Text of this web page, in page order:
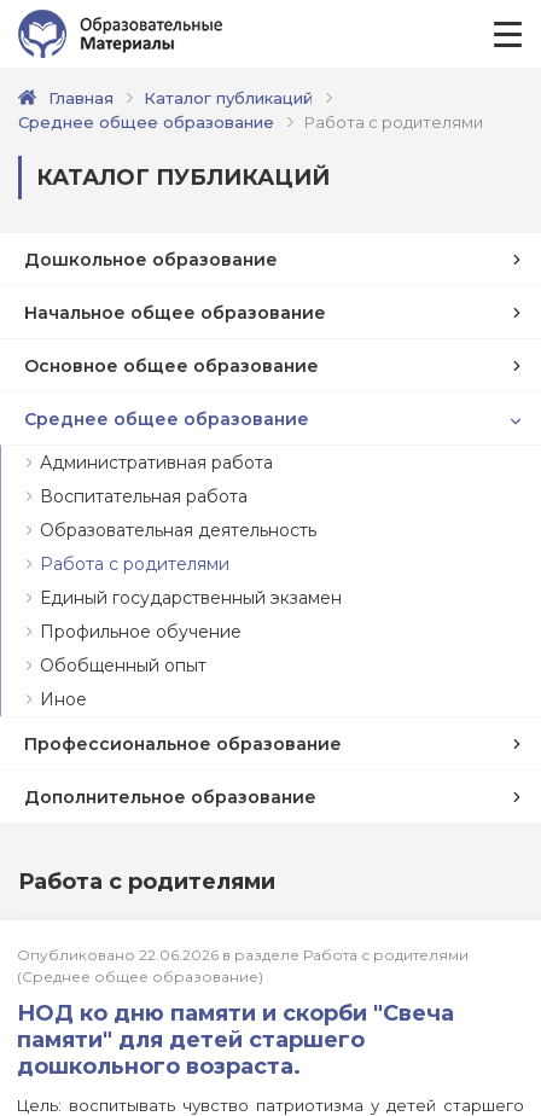
Главная
Каталог публикаций
Среднее общее образование
Работа с родителями
КАТАЛОГ ПУБЛИКАЦИЙ
Дошкольное образование
Начальное общее образование
Основное общее образование
Среднее общее образование
Административная работа
Воспитательная работа
Образовательная деятельность
Работа с родителями
Единый государственный экзамен
Профильное обучение
Обобщенный опыт
Иное
Профессиональное образование
Дополнительное образование
Работа с родителями
Опубликовано 22.06.2026 в разделе Работа с родителями
(Среднее общее образование)
НОД ко дню памяти и скорби "Свеча
памяти" для детей старшего
дошкольного возраста.
Цель: воспитывать чувство патриотизма у детей старшего